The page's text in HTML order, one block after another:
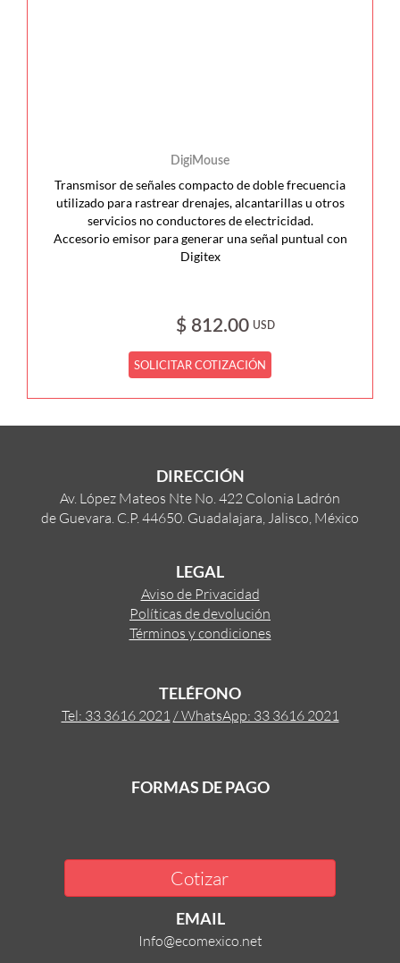
DigiMouse
Transmisor de señales compacto de doble frecuencia
utilizado para rastrear drenajes, alcantarillas u otros
servicios no conductores de electricidad.
Accesorio emisor para generar una señal puntual con
Digitex
$ 812.00 USD
SOLICITAR COTIZACIÓN
DIRECCIÓN
Av. López Mateos Nte No. 422 Colonia Ladrón
de Guevara. C.P. 44650. Guadalajara, Jalisco, México
LEGAL
Aviso de Privacidad
Políticas de devolución
Términos y condiciones
TELÉFONO
Tel: 33 3616 2021 / WhatsApp: 33 3616 2021
FORMAS DE PAGO
Cotizar
EMAIL
Info@ecomexico.net